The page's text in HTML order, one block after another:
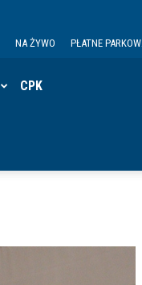
NA ŻYWO PŁATNE
CPK